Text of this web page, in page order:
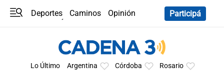
Deportes Caminos
Opinión
Participá
Lo Último Argentina Córdoba Rosario